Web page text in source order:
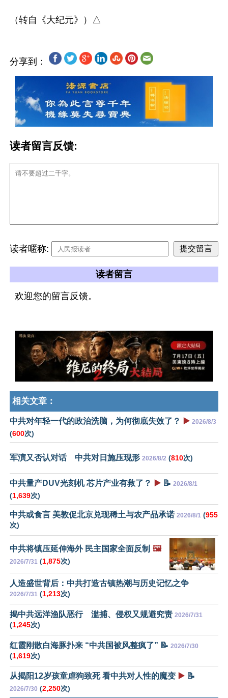
分享到：
读者留言反馈:
读者暱称:
读者留言
欢迎您的留言反馈。
相关文章：
中共对年轻一代的政治洗脑，为何彻底失效了？ ▶️ 2026/8/3
(600次)
军演又否认对话 中共对日施压现形 2026/8/2 (810次)
中共量产DUV光刻机 芯片产业有救了？ ▶️ 📝 2026/8/1
(1,639次)
中共或食言 美敦促北京兑现稀土与农产品承诺 2026/8/1 (955
次)
中共将镇压延伸海外 民主国家全面反制 🖼️
2026/7/31 (1,875次)
人造盛世背后：中共打造古镇热潮与历史记忆之争
2026/7/31 (1,213次)
揭中共远洋渔队恶行 滥捕、侵权又规避究责 2026/7/31
(1,245次)
红霞刚散白海豚扑来 “中共国被风整疯了” 📝 2026/7/30
(1,619次)
从揭阳12岁孩童虐狗致死 看中共对人性的魔变 ▶️ 📝
2026/7/30 (2,250次)